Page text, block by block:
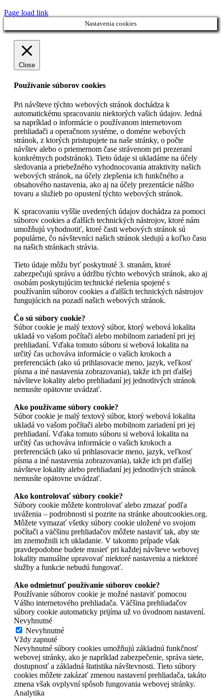
Page load link
Nastavenia cookies
Close
Používanie súborov cookies
Pri návšteve týchto webových stránok dochádza k
automatickému spracovaniu niektorých vašich údajov. Jedná
sa napríklad o informácie o používanom internetovom
prehliadači a operačnom systéme, o doméne webových
stránok, z ktorých pristupujete na naše stránky, o počte
návštev alebo o priemernom čase strávenom pri prezeraní
konkrétnych podstránok). Tieto údaje si ukladáme na účely
sledovania a priebežného vyhodnocovania atraktivity našich
webových stránok, na účely zlepšenia ich funkčného a
obsahového nastavenia, ako aj na účely prezentácie nášho
tovaru a služieb po opustení týchto webových stránok.
K spracovaniu vyššie uvedených údajov dochádza za pomoci
súborov cookies a ďalších technických nástrojov, ktoré nám
umožňujú vyhodnotiť, ktoré časti webových stránok sú
populárne, čo návštevníci našich stránok sledujú a koľko času
na našich stránkach strávia.
Tieto údaje môžu byť poskytnuté 3. stranám, ktoré
zabezpečujú správu a údržbu týchto webových stránok, ako aj
osobám poskytujúcim technické riešenia spojené s
používaním súborov cookies a ďalších technických nástrojov
fungujúcich na pozadí našich webových stránok.
Čo sú súbory cookie?
Súbor cookie je malý textový súbor, ktorý webová lokalita
ukladá vo vašom počítači alebo mobilnom zariadení pri jej
prehliadaní. Vďaka tomuto súboru si webová lokalita na
určitý čas uchováva informácie o vašich krokoch a
preferenciách (ako sú prihlasovacie meno, jazyk, veľkosť
písma a iné nastavenia zobrazovania), takže ich pri ďalšej
návšteve lokality alebo prehliadaní jej jednotlivých stránok
nemusíte opätovne uvádzať.
Ako používame súbory cookie?
Súbor cookie je malý textový súbor, ktorý webová lokalita
ukladá vo vašom počítači alebo mobilnom zariadení pri jej
prehliadaní. Vďaka tomuto súboru si webová lokalita na
určitý čas uchováva informácie o vašich krokoch a
preferenciách (ako sú prihlasovacie meno, jazyk, veľkosť
písma a iné nastavenia zobrazovania), takže ich pri ďalšej
návšteve lokality alebo prehliadaní jej jednotlivých stránok
nemusíte opätovne uvádzať.
Ako kontrolovať súbory cookie?
Súbory cookie môžete kontrolovať alebo zmazať podľa
uváženia – podrobnosti si pozrite na stránke aboutcookies.org.
Môžete vymazať všetky súbory cookie uložené vo svojom
počítači a väčšinu prehliadačov môžete nastaviť tak, aby ste
im znemožnili ich ukladanie. V takomto prípade však
pravdepodobne budete musieť pri každej návšteve webovej
lokality manuálne upravovať niektoré nastavenia a niektoré
služby a funkcie nebudú fungovať.
Ako odmietnuť používanie súborov cookie?
Používanie súborov cookie je možné nastaviť pomocou
Vášho internetového prehliadača. Väčšina prehliadačov
súbory cookie automaticky prijíma už vo úvodnom nastavení.
Nevyhnutné
Nevyhnutné
Vždy zapnuté
Nevyhnutné súbory cookies umožňujú základnú funkčnosť
webovej stránky, ako je napríklad zabezpečenie, správa siete,
dostupnosť a základná štatistika návštevnosti. Tieto súbory
cookies môžete zakázať zmenou nastavení prehliadača, takáto
zmena však ovplyvní spôsob fungovania webovej stránky.
Analytika